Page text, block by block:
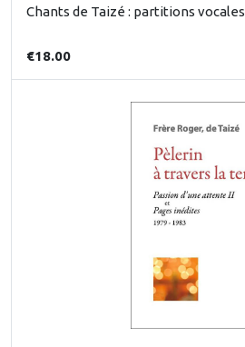
Chants de Taizé : partitions vocales
€18.00